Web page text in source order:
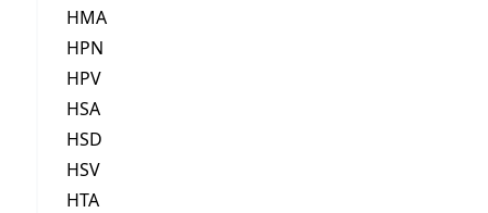
HMA
HPN
HPV
HSA
HSD
HSV
HTA